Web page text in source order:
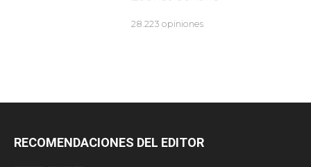
RECOMENDACIONES DEL EDITOR